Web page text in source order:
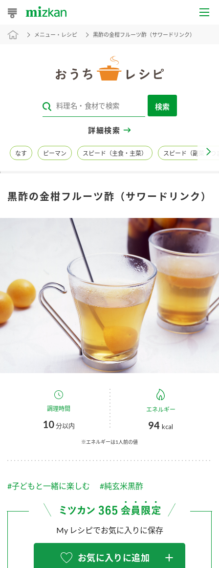
おうちレシピ
レシピカテゴリ一覧
レシピ名特集
商品情報
調味酢
お酢ドリンク ぽん酢
みりん風・料理酒 鍋用調味料
炊き込みご飯の素 米飯用調味液
キャンペーン情報
ブランド・スペシャルサイト
ブランド・スペシャルサイト トップ
商品ブランドサイト
Fibee（ファイビー）
お酢ドリンク
鍋なび
納豆のサイト
三ツ判山吹
ミツカングループについて
環境への取り組み
水の文化センター（アーカイブ）
MIM（ミツカンミュージアム）
ニュースリリース
お客様相談センター
お客様の声をいかしました
販売終了製品のご案内
メニュー・レシピ 黒酢の金柑フルーツ酢（サワードリンク）
検索
詳細検索
なす ピーマン スピード（主食・主菜） スピード（副菜・つ
黒酢の金柑フルーツ酢（サワードリンク）
調理時間
10分以内
エネルギー
94 kcal
※エネルギーは1人前の値
#子どもと一緒に楽しむ #純玄米黒酢
My レシピでお気に入りに保存
お気に入りに追加